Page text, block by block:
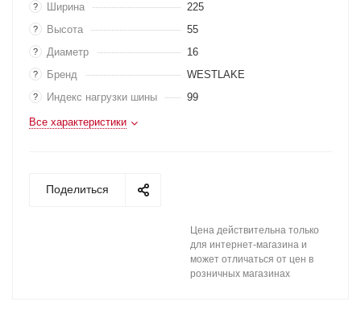
? Ширина 225
? Высота 55
? Диаметр 16
? Бренд WESTLAKE
? Индекс нагрузки шины 99
Все характеристики
Поделиться
Цена действительна только
для интернет-магазина и
может отличаться от цен в
розничных магазинах